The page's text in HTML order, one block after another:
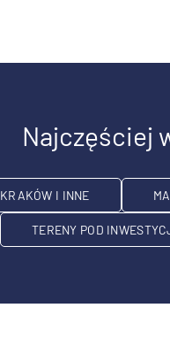
Najczęściej
I INNE
TERENY POD